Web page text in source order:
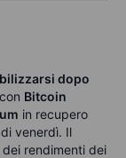
dopo
Bitcoin
in recupero
venerdì. Il
dei rendimenti dei